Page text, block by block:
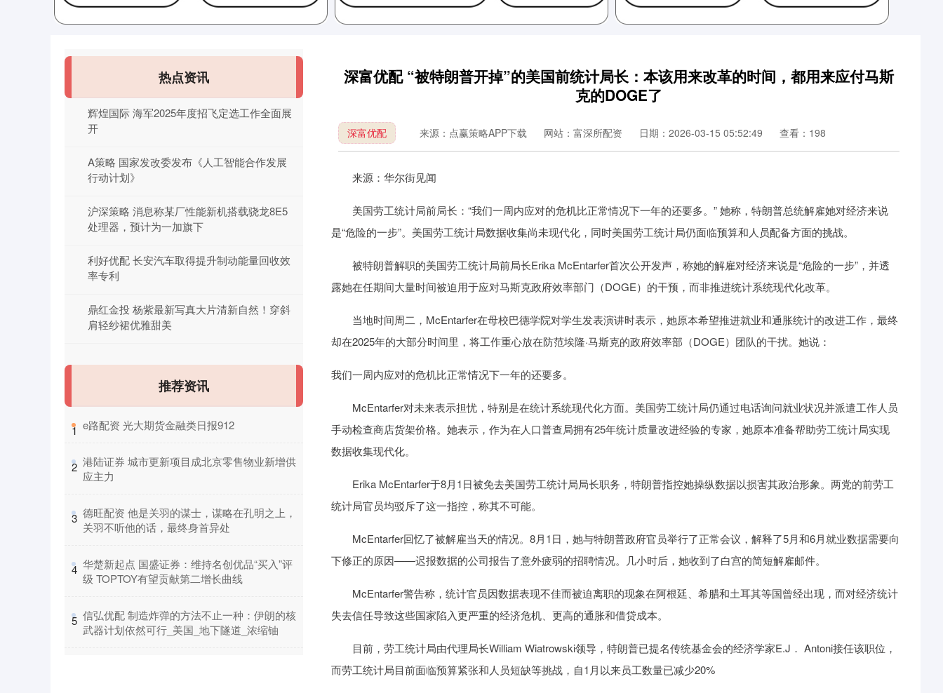
深富优配 “被特朗普开掉”的美国前统计局长：本该用来改革的时间，都用来应付马斯
克的DOGE了
深富优配 来源：点赢策略APP下载 网站：富深所配资 日期：2026-03-15 05:52:49 查看：198
来源：华尔街见闻
美国劳工统计局前局长：“我们一周内应对的危机比正常情况下一年的还要多。” 她称，特朗普总统解雇她对经济来说
是“危险的一步”。美国劳工统计局数据收集尚未现代化，同时美国劳工统计局仍面临预算和人员配备方面的挑战。
被特朗普解职的美国劳工统计局前局长Erika McEntarfer首次公开发声，称她的解雇对经济来说是“危险的一步”，并透
露她在任期间大量时间被迫用于应对马斯克政府效率部门（DOGE）的干预，而非推进统计系统现代化改革。
当地时间周二，McEntarfer在母校巴德学院对学生发表演讲时表示，她原本希望推进就业和通胀统计的改进工作，最终
却在2025年的大部分时间里，将工作重心放在防范埃隆·马斯克的政府效率部（DOGE）团队的干扰。她说：
我们一周内应对的危机比正常情况下一年的还要多。
McEntarfer对未来表示担忧，特别是在统计系统现代化方面。美国劳工统计局仍通过电话询问就业状况并派遣工作人员
手动检查商店货架价格。她表示，作为在人口普查局拥有25年统计质量改进经验的专家，她原本准备帮助劳工统计局实现
数据收集现代化。
Erika McEntarfer于8月1日被免去美国劳工统计局局长职务，特朗普指控她操纵数据以损害其政治形象。两党的前劳工
统计局官员均驳斥了这一指控，称其不可能。
McEntarfer回忆了被解雇当天的情况。8月1日，她与特朗普政府官员举行了正常会议，解释了5月和6月就业数据需要向
下修正的原因——迟报数据的公司报告了意外疲弱的招聘情况。几小时后，她收到了白宫的简短解雇邮件。
McEntarfer警告称，统计官员因数据表现不佳而被迫离职的现象在阿根廷、希腊和土耳其等国曾经出现，而对经济统计
失去信任导致这些国家陷入更严重的经济危机、更高的通胀和借贷成本。
目前，劳工统计局由代理局长William Wiatrowski领导，特朗普已提名传统基金会的经济学家E.J． Antoni接任该职位，
而劳工统计局目前面临预算紧张和人员短缺等挑战，自1月以来员工数量已减少20%
热点资讯
辉煌国际 海军2025年度招飞定选工作全面展
开
A策略 国家发改委发布《人工智能合作发展
行动计划》
沪深策略 消息称某厂性能新机搭载骁龙8E5
处理器，预计为一加旗下
利好优配 长安汽车取得提升制动能量回收效
率专利
鼎红金投 杨紫最新写真大片清新自然！穿斜
肩轻纱裙优雅甜美
推荐资讯
1 ​e路配资 光大期货金融类日报912
2 ​港陆证券 城市更新项目成北京零售物业新增供
应主力
3 ​德旺配资 他是关羽的谋士，谋略在孔明之上，
关羽不听他的话，最终身首异处
4 ​华楚新起点 国盛证券：维持名创优品“买入”评
级 TOPTOY有望贡献第二增长曲线
5 ​信弘优配 制造炸弹的方法不止一种：伊朗的核
武器计划依然可行_美国_地下隧道_浓缩铀